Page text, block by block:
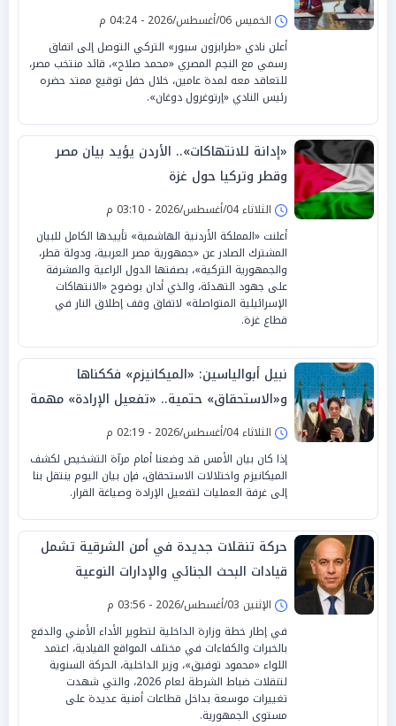
الخميس 06/أغسطس/2026 - 04:24 م
أعلن نادي «طرابزون سبور» التركي التوصل إلى اتفاق
رسمي مع النجم المصري «محمد صلاح»، قائد منتخب مصر،
للتعاقد معه لمدة عامين، خلال حفل توقيع ممتد حضره
رئيس النادي «إرتوغرول دوغان».
«إدانة للانتهاكات».. الأردن يؤيد بيان مصر
وقطر وتركيا حول غزة
الثلاثاء 04/أغسطس/2026 - 03:10 م
أعلنت «المملكة الأردنية الهاشمية» تأييدها الكامل للبيان
المشترك الصادر عن «جمهورية مصر العربية، ودولة قطر،
والجمهورية التركية»، بصفتها الدول الراعية والمشرفة
على جهود التهدئة، والذي أدان بوضوح «الانتهاكات
الإسرائيلية المتواصلة» لاتفاق وقف إطلاق النار في
قطاع غزة.
نبيل أبوالياسين: «الميكانيزم» فككناها
و«الاستحقاق» حتمية.. «تفعيل الإرادة» مهمة
الجامعة العربية
الثلاثاء 04/أغسطس/2026 - 02:19 م
إذا كان بيان الأمس قد وضعنا أمام مرآة التشخيص لكشف
الميكانيزم واختلالات الاستحقاق، فإن بيان اليوم ينتقل بنا
إلى غرفة العمليات لتفعيل الإرادة وصياغة القرار.
حركة تنقلات جديدة في أمن الشرقية تشمل
قيادات البحث الجنائي والإدارات النوعية
الإثنين 03/أغسطس/2026 - 03:56 م
في إطار خطة وزارة الداخلية لتطوير الأداء الأمني والدفع
بالخبرات والكفاءات في مختلف المواقع القيادية، اعتمد
اللواء «محمود توفيق»، وزير الداخلية، الحركة السنوية
لتنقلات ضباط الشرطة لعام 2026، والتي شهدت
تغييرات موسعة بداخل قطاعات أمنية عديدة على
مستوى الجمهورية.